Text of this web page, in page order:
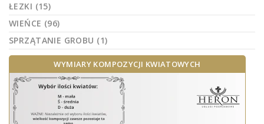
ŁEZKI (15)
WIEŃCE (96)
SPRZĄTANIE GROBU (1)
WYMIARY KOMPOZYCJI KWIATOWYCH